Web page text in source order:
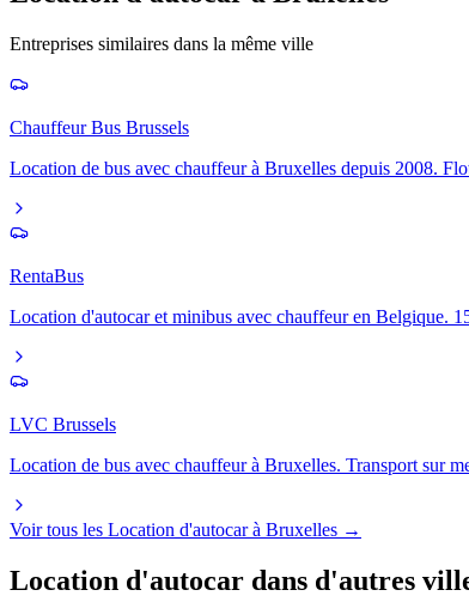
Entreprises similaires dans la même ville
Chauffeur Bus Brussels
Location de bus avec chauffeur à Bruxelles depuis 2008.
RentaBus
Location d'autocar et minibus avec chauffeur en Belgique.
LVC Brussels
Location de bus avec chauffeur à Bruxelles. Transport sur
Voir tous les Location d'autocarà Bruxelles →
Location d'autocar dans d'autres